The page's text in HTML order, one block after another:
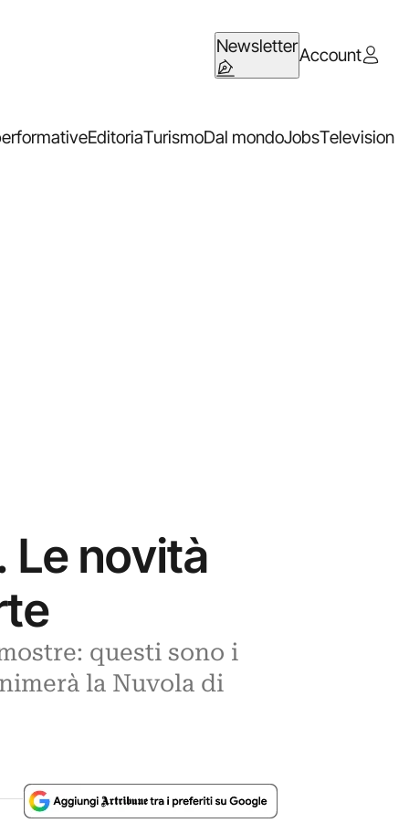
NewsletterAccount
EditoriaTurismoDal mondoJobsTelevision
Le novità
questi sono i
la Nuvola di